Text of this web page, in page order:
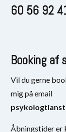
60 56 92
Booking af
Vil du gerne
mig på email
Åbningstider er